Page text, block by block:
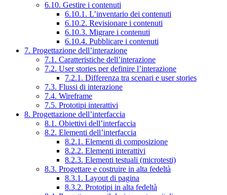
6.10. Gestire i contenuti
6.10.1. L’inventario dei contenuti
6.10.2. Revisionare i contenuti
6.10.3. Migrare i contenuti
6.10.4. Pubblicare i contenuti
7. Progettazione dell’interazione
7.1. Caratteristiche dell’interazione
7.2. User stories per definire l’interazione
7.2.1. Differenza tra scenari e user stories
7.3. Flussi di interazione
7.4. Wireframe
7.5. Prototipi interattivi
8. Progettazione dell’interfaccia
8.1. Obiettivi dell’interfaccia
8.2. Elementi dell’interfaccia
8.2.1. Elementi di composizione
8.2.2. Elementi interattivi
8.2.3. Elementi testuali (microtesti)
8.3. Progettare e costruire in alta fedeltà
8.3.1. Layout di pagina
8.3.2. Prototipi in alta fedeltà